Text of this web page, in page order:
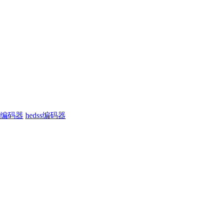
码器 hedss编码器